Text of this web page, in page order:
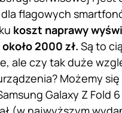
flagowych
koszt naprawy
2000 zł. Są to
ale czy tak duże
Możemy
Galaxy Z Fold